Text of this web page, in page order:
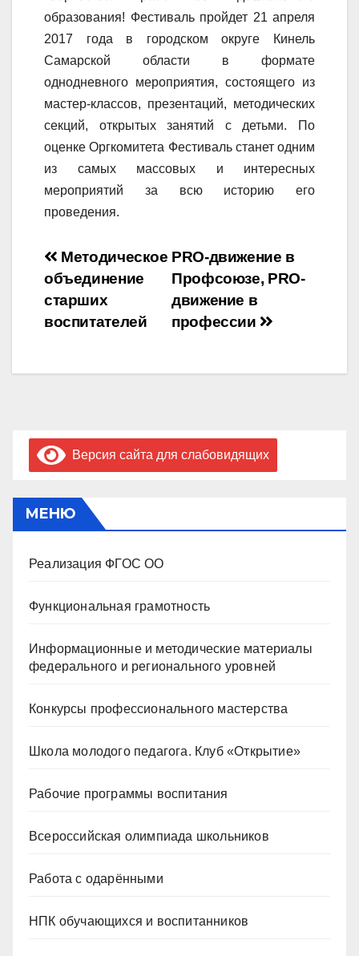
образования! Фестиваль пройдет 21 апреля
2017 года в городском округе Кинель
Самарской области в формате
однодневного мероприятия, состоящего из
мастер-классов, презентаций, методических
секций, открытых занятий с детьми. По
оценке Оргкомитета Фестиваль станет одним
из самых массовых и интересных
мероприятий за всю историю его
проведения.
Навигация
по
записям
PRO-движение в
Профсоюзе, PRO-
движение в
профессии
Методическое
объединение
старших
воспитателей
Версия сайта для слабовидящих
МЕНЮ
Реализация ФГОС ОО
Функциональная грамотность
Информационные и методические материалы
федерального и регионального уровней
Конкурсы профессионального мастерства
Школа молодого педагога. Клуб «Открытие»
Рабочие программы воспитания
Всероссийская олимпиада школьников
Работа с одарёнными
НПК обучающихся и воспитанников